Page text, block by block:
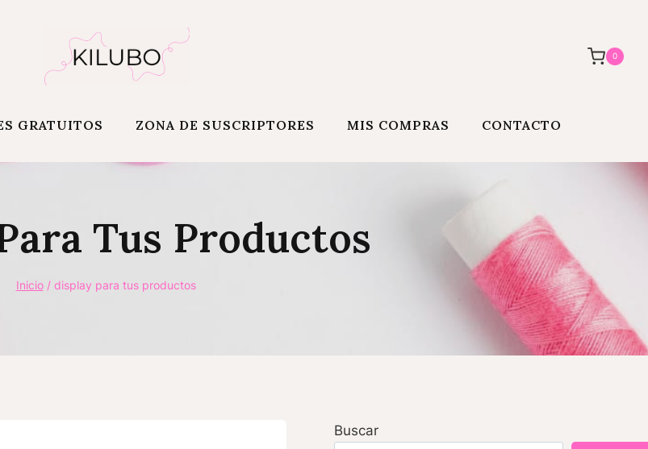
0
GRATUITOS ZONA DE SUSCRIPTORES MIS COMPRAS CONTACTO
Tus Productos
Inicio / display para tus productos
Buscar